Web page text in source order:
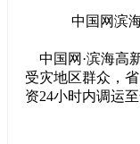
中国网滨
中国网·滨海高
受灾地区群众，
资24小时内调运